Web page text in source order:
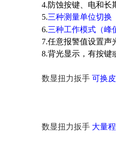
4.防蚀按键、电和长
5.三种测量单位切换
6.三种工作模式（峰
7.任意报警值设置声
8.背光显示，有按键
数显扭力扳手 可换
数显扭力扳手 大量程